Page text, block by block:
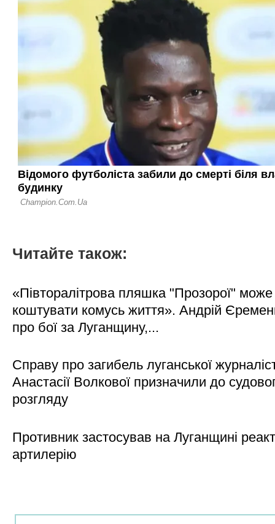
Читайте також:
«Півторалітрова пляшка "Прозорої" може
коштувати комусь життя». Андрій
про бої за Луганщину,...
Справу про загибель луганської
Анастасії Волкової призначили до
розгляду
Противник застосував на Луганщині
артилерію